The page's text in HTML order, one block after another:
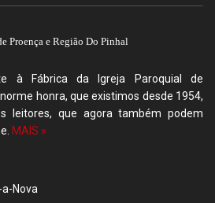
Proença e Região Do Pinhal
à Fábrica da Igreja Paroquial de
honra, que existimos desde 1954,
leitores, que agora também podem
MAIS »
Nova